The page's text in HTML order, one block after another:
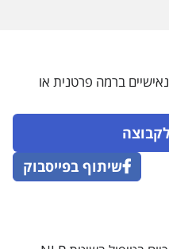
ברמה פרטנית או
שיתוף בפייסבוק